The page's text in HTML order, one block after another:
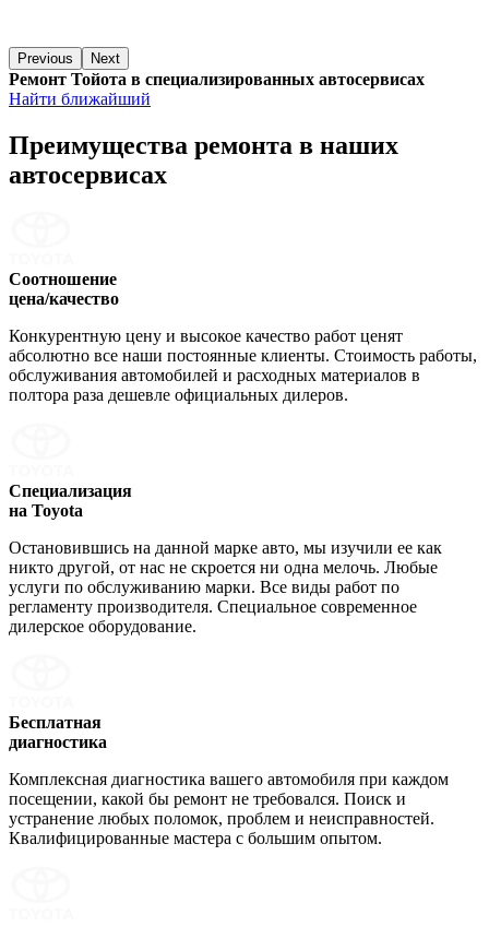
Previous Next
Ремонт Тойота в специализированных автосервисах
Найти ближайший
Преимущества ремонта в наших
автосервисах
Соотношение
цена/качество
Конкурентную цену и высокое качество работ ценят
абсолютно все наши постоянные клиенты. Стоимость работы,
обслуживания автомобилей и расходных материалов в
полтора раза дешевле официальных дилеров.
Специализация
на Toyota
Остановившись на данной марке авто, мы изучили ее как
никто другой, от нас не скроется ни одна мелочь. Любые
услуги по обслуживанию марки. Все виды работ по
регламенту производителя. Специальное современное
дилерское оборудование.
Бесплатная
диагностика
Комплексная диагностика вашего автомобиля при каждом
посещении, какой бы ремонт не требовался. Поиск и
устранение любых поломок, проблем и неисправностей.
Квалифицированные мастера с большим опытом.